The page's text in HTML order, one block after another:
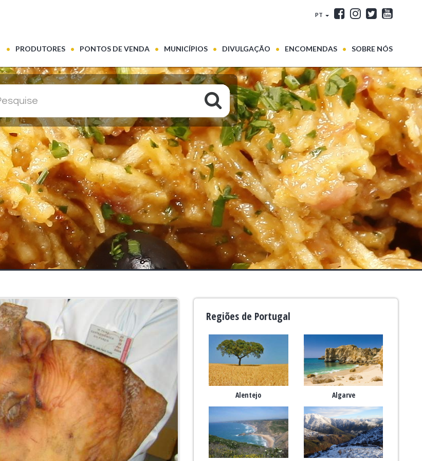
PT
(CURRENT)
PRODUTORES PONTOS DE VENDA MUNICÍPIOS DIVULGAÇÃO ENCOMENDAS SOBRE NÓS
Regiões de Portugal
Alentejo Algarve